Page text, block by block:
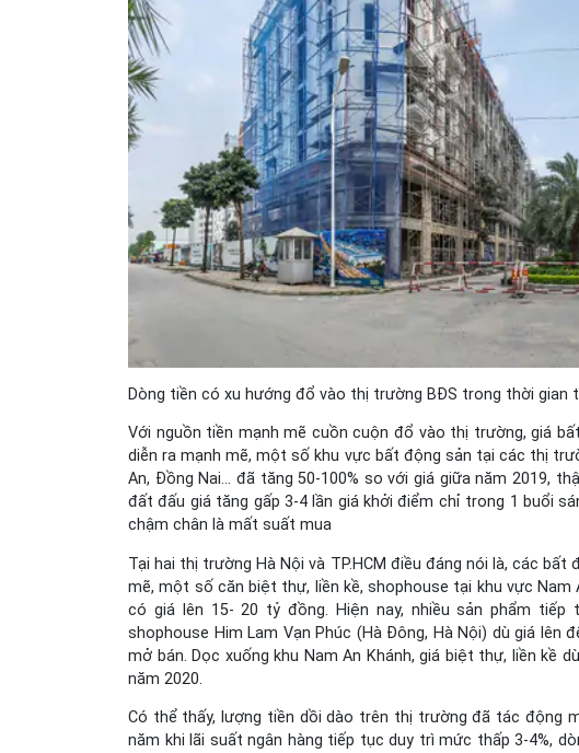
Dòng tiền có xu hướng đổ vào thị trường BĐS trong thời gian
Với nguồn tiền mạnh mẽ cuồn cuộn đổ vào thị trường, giá
diễn ra mạnh mẽ, một số khu vực bất động sản tại các thị
An, Đồng Nai… đã tăng 50-100% so với giá giữa năm 2019,
đất đấu giá tăng gấp 3-4 lần giá khởi điểm chỉ trong 1 buổi
chậm chân là mất suất mua
Tại hai thị trường Hà Nội và TP.HCM điều đáng nói là, các
mẽ, một số căn biệt thự, liền kề, shophouse tại khu vực
có giá lên 15- 20 tỷ đồng. Hiện nay, nhiều sản phẩm
shophouse Him Lam Vạn Phúc (Hà Đông, Hà Nội) dù giá
mở bán. Dọc xuống khu Nam An Khánh, giá biệt thự, liền kề
năm 2020.
Có thể thấy, lượng tiền dồi dào trên thị trường đã tác động
năm khi lãi suất ngân hàng tiếp tục duy trì mức thấp 3-4%,